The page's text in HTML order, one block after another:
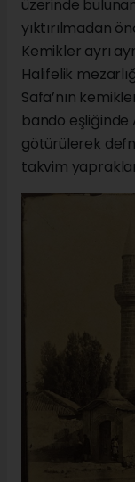
üzerinde
yıktırılmadan
Kemikler ayrı
Halifelik
Safa’nın
bando eşliğinde
götürülerek
takvim